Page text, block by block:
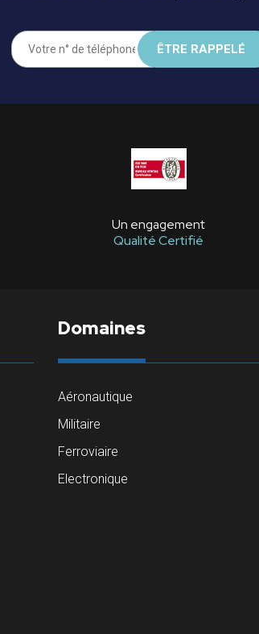
Un engagement
Qualité Certifié
Domaines
Aéronautique
Militaire
Ferroviaire
Electronique